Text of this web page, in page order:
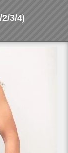
3/4)